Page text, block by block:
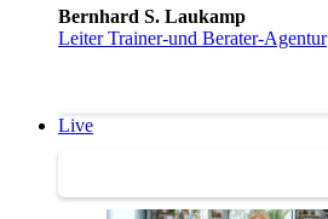
Bernhard S. Laukamp
Leiter Trainer-und Berater-Agentur
Live